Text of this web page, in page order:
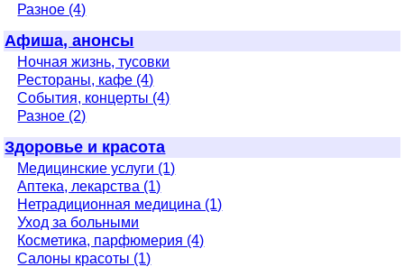
Разное (4)
Афиша, анонсы
Ночная жизнь, тусовки
Рестораны, кафе (4)
События, концерты (4)
Разное (2)
Здоровье и красота
Медицинские услуги (1)
Аптека, лекарства (1)
Нетрадиционная медицина (1)
Уход за больными
Косметика, парфюмерия (4)
Салоны красоты (1)